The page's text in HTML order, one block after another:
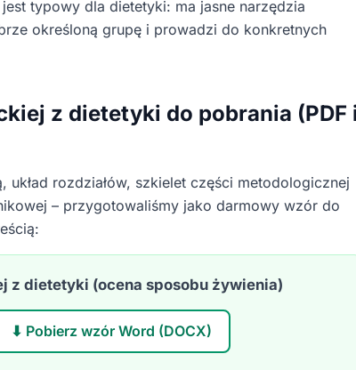
jest typowy dla dietetyki: ma jasne narzędzia
określoną grupę i prowadzi do konkretnych
z dietetyki do pobrania (PDF
układ rozdziałów, szkielet części metodologicznej
– przygotowaliśmy jako darmowy wzór do
z dietetyki (ocena sposobu żywienia)
⬇ Pobierz wzór Word (DOCX)